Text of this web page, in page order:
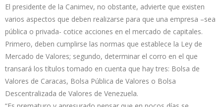
El presidente de la Canimev, no obstante, advierte que existen
varios aspectos que deben realizarse para que una empresa –sea
pública o privada- cotice acciones en el mercado de capitales.
Primero, deben cumplirse las normas que establece la Ley de
Mercado de Valores; segundo, determinar el corro en el que
transará los títulos tomado en cuenta que hay tres: Bolsa de
Valores de Caracas, Bolsa Pública de Valores o Bolsa
Descentralizada de Valores de Venezuela.